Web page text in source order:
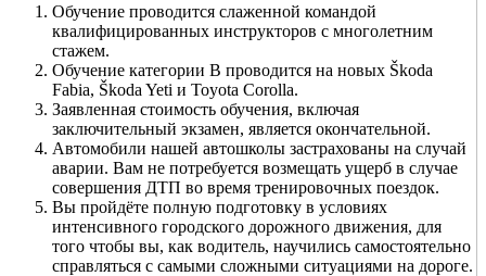
Обучение проводится слаженной командой
квалифицированных инструкторов с многолетним
стажем.
Обучение категории B проводится на новых Škoda
Fabia, Škoda Yeti и Toyota Corolla.
Заявленная стоимость обучения, включая
заключительный экзамен, является окончательной.
Автомобили нашей автошколы застрахованы на случай
аварии. Вам не потребуется возмещать ущерб в случае
совершения ДТП во время тренировочных поездок.
Вы пройдёте полную подготовку в условиях
интенсивного городского дорожного движения, для
того чтобы вы, как водитель, научились самостоятельно
справляться с самыми сложными ситуациями на дороге.